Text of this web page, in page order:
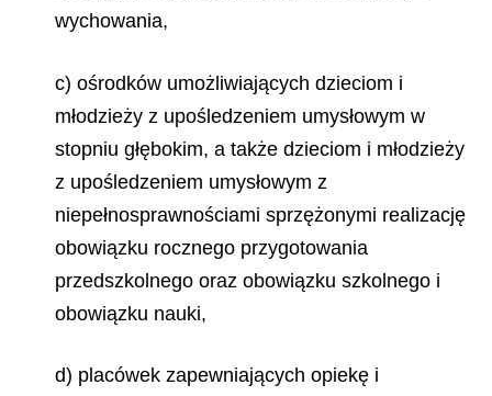
wychowania,
c) ośrodków umożliwiających dzieciom i
młodzieży z upośledzeniem umysłowym w
stopniu głębokim, a także dzieciom i młodzieży
z upośledzeniem umysłowym z
niepełnosprawnościami sprzężonymi realizację
obowiązku rocznego przygotowania
przedszkolnego oraz obowiązku szkolnego i
obowiązku nauki,
d) placówek zapewniających opiekę i